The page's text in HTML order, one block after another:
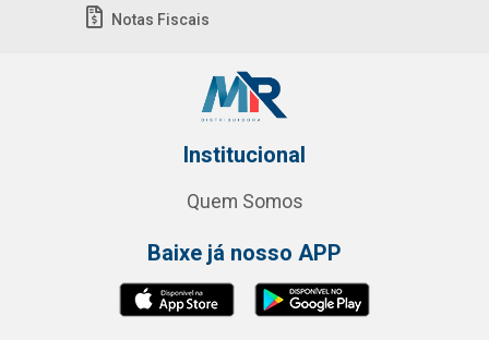
Notas Fiscais
Institucional
Quem Somos
Baixe já nosso APP